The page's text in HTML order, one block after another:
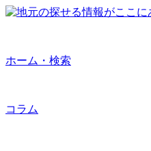
ホーム・検索
コラム